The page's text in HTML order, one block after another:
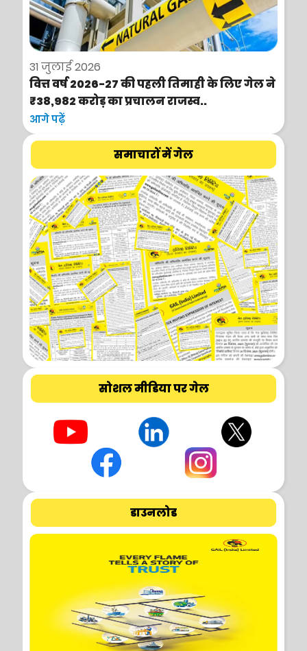
31 जुलाई 2026
वित्त वर्ष 2026-27 की पहली तिमाही के लिए गेल ने
₹38,982 करोड़ का प्रचालन राजस्व..
आगे पढ़ें
समाचारों में गेल
सोशल मीडिया पर गेल
डाउनलोड